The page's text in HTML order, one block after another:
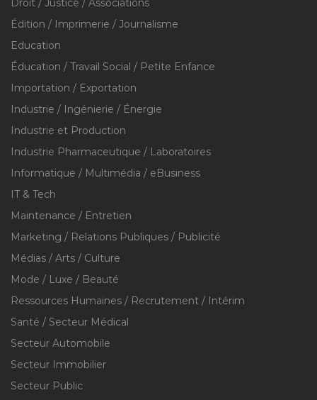
Droit / Justice / Associations
Édition / Imprimerie / Journalisme
Education
Éducation / Travail Social / Petite Enfance
Importation / Exportation
Industrie / Ingénierie / Énergie
Industrie et Production
Industrie Pharmaceutique / Laboratoires
Informatique / Multimédia / eBusiness
IT & Tech
Maintenance / Entretien
Marketing / Relations Publiques / Publicité
Médias / Arts / Culture
Mode / Luxe / Beauté
Ressources Humaines / Recrutement / Intérim
Santé / Secteur Médical
Secteur Automobile
Secteur Immobilier
Secteur Public